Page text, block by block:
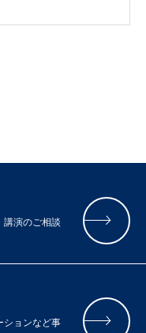
講演のご相談
ションなど事